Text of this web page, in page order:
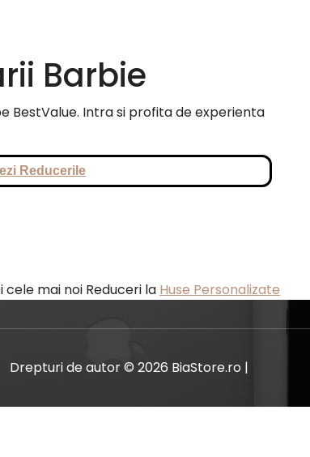
Barbie
BestValue. Intra si profita de experienta
Reducerile
cele mai noi Reduceri la Huse Personalizate
Drepturi de autor © 2026 BiaStore.ro |